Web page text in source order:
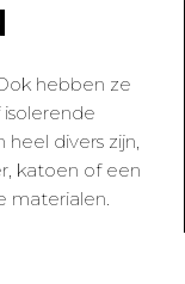
hebben ze
divers zijn,
katoen of een
materialen.